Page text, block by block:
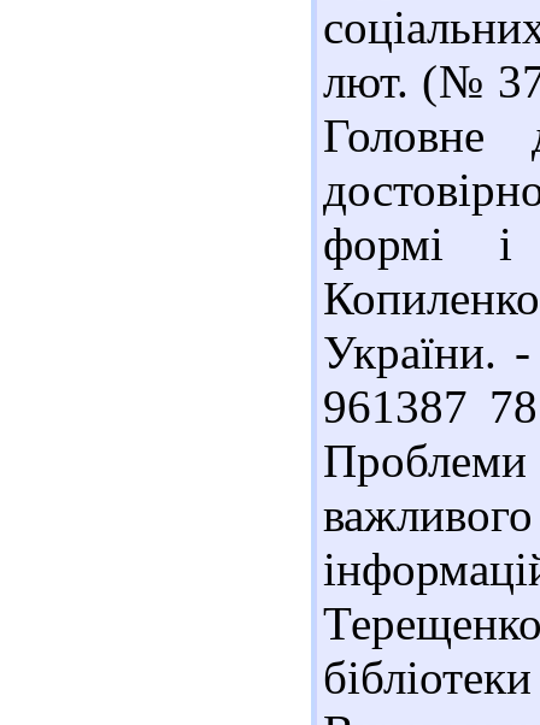
лют. (№
Головне
формі
України.
961387
Проблеми